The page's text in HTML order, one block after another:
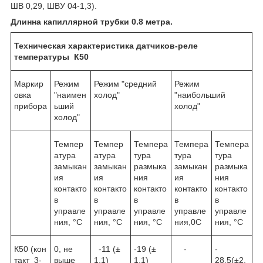
ШВ 0,29, ШВУ 04-1,3).
Длинна капиллярной трубки 0.8 метра.
Техническая характеристика датчиков-реле
температуры К50
Маркир
овка
прибора
Режим
"наимен
ь­ший
холод"
Режим "средний
холод"
Режим
"наибольший
холод"
Темпер
атура
замыкан
ия
контакто
в
управле
ния, °С
Темпер
атура
замыкан
ия
контакто
в
управле
ния, °С
Темпера
тура
размыка
ния
контакто
в
управле
ния, °С
Темпера
тура
замыкан
ия
контакто
в
управле
ния,0С
Темпера
тура
размыка
ния
контакто
в
управле
ния, °С
К50 (кон
такт 3-
0, не
выше
-11 (±
1,1)
-19 (±
1,1)
-
-
28,5(±2,